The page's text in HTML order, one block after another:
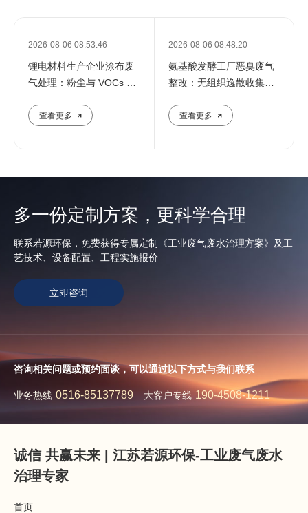
2026-08-06 08:53:46
锂电材料生产企业涂布废
气处理：粉尘与 VOCs 共
查看更多
2026-08-06 08:48:20
氨基酸发酵工厂恶臭废气
整改：无组织逸散收集与
查看更多
多一份定制方案，更科学合理
联系若源环保，免费获得专属定制《工业废气废水治理方案》及工
艺技术、设备配置、工程实施报价
立即咨询
咨询相关问题或预约面谈，可以通过以下方式与我们联系
业务热线 0516-85137789 大客户专线 190-4508-1211
诚信 共赢未来 | 江苏若源环保-工业废气废水
治理专家
首页